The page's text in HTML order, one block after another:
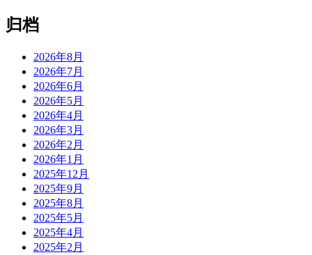
归档
2026年8月
2026年7月
2026年6月
2026年5月
2026年4月
2026年3月
2026年2月
2026年1月
2025年12月
2025年9月
2025年8月
2025年5月
2025年4月
2025年2月